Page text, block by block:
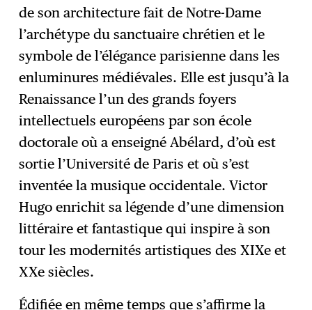
de son architecture fait de Notre-Dame
l’archétype du sanctuaire chrétien et le
symbole de l’élégance parisienne dans les
enluminures médiévales. Elle est jusqu’à la
Renaissance l’un des grands foyers
intellectuels européens par son école
doctorale où a enseigné Abélard, d’où est
sortie l’Université de Paris et où s’est
inventée la musique occidentale. Victor
Hugo enrichit sa légende d’une dimension
littéraire et fantastique qui inspire à son
tour les modernités artistiques des XIXe et
XXe siècles.
Édifiée en même temps que s’affirme la